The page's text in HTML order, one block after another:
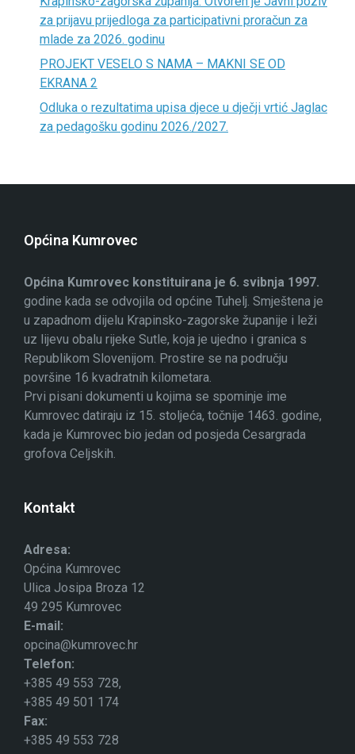
za prijavu prijedloga za participativni proračun za
mlade za 2026. godinu
PROJEKT VESELO S NAMA – MAKNI SE OD
EKRANA 2
Odluka o rezultatima upisa djece u dječji vrtić Jaglac
za pedagošku godinu 2026./2027.
Općina Kumrovec
Općina Kumrovec konstituirana je 6. svibnja 1997.
godine kada se odvojila od općine Tuhelj. Smještena je
u zapadnom dijelu Krapinsko-zagorske županije i leži
uz lijevu obalu rijeke Sutle, koja je ujedno i granica s
Republikom Slovenijom. Prostire se na području
površine 16 kvadratnih kilometara.
Prvi pisani dokumenti u kojima se spominje ime
Kumrovec datiraju iz 15. stoljeća, točnije 1463. godine,
kada je Kumrovec bio jedan od posjeda Cesargrada
grofova Celjskih.
Kontakt
Adresa:
Općina Kumrovec
Ulica Josipa Broza 12
49 295 Kumrovec
E-mail:
opcina@kumrovec.hr
Telefon:
+385 49 553 728,
+385 49 501 174
Fax:
+385 49 553 728